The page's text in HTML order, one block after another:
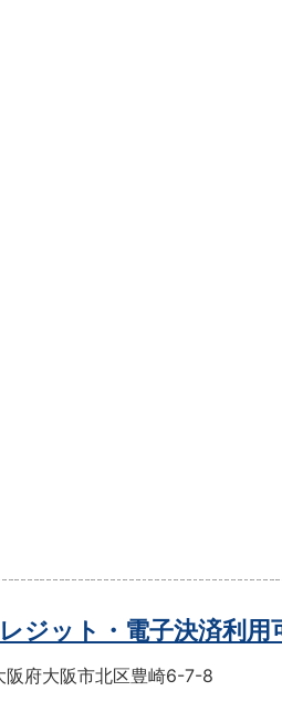
レジット・電子決済利
阪府大阪市北区豊崎6-7-8